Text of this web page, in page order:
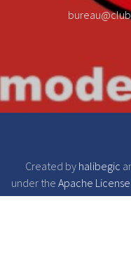
Created by halibegic
under the Apache
Font